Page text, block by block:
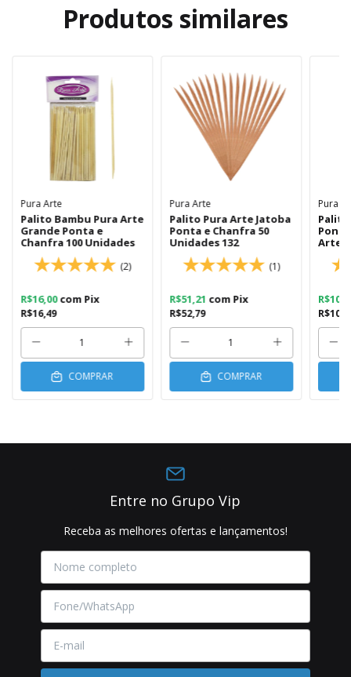
Produtos similares
Pura Arte
Palito Bambu Pura Arte
Grande Ponta e
Chanfra 100 Unidades
(2)
R$16,49
R$16,00com Pix
COMPRAR
Pura Arte
Palito Pura Arte Jatoba
Ponta e Chanfra 50
Unidades 132
(1)
R$52,79
R$51,21 com Pix
COMPRAR
Pura
Arte
Entre no Grupo Vip
Receba as melhores ofertas e lançamentos!